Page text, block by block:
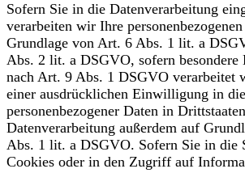
Sofern Sie in die Datenverarbeitung
verarbeiten wir Ihre
Grundlage von Art. 6 Abs. 1 lit. a
Abs. 2 lit. a DSGVO, sofern besondere
nach Art. 9 Abs. 1 DSGVO verarbeitet
einer ausdrücklichen Einwilligung in
personenbezogener Daten in
Datenverarbeitung außerdem auf
Abs. 1 lit. a DSGVO. Sofern Sie in die
Cookies oder in den Zugriff auf